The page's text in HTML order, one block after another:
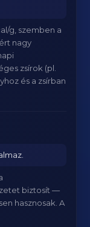
g, szemben a
nagy
zsírok (pl.
és a zsírban
biztosít —
hasznosak. A